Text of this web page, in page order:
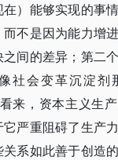
）能够实现的事
不是因为能力增
间的差异；第二
社会变革沉淀剂
来，资本主义生
严重阻碍了生产
系如此善于创造